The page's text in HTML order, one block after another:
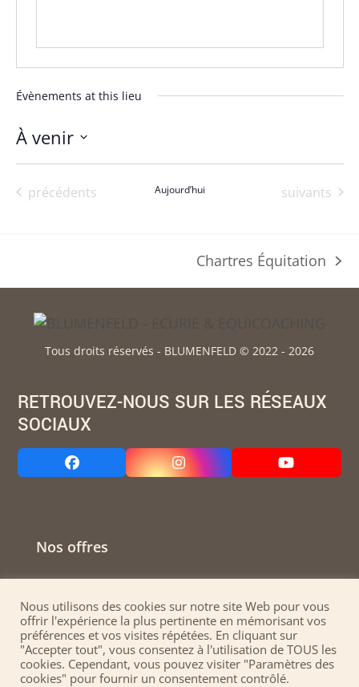
Évènements at this lieu
À venir
Sélectionnez
date.
Évènements
précédents Aujourd’hui Évènements
suivants
prochain
article:
Chartres Équitation
Tous droits réservés - BLUMENFELD © 2022 - 2026
RETROUVEZ-NOUS SUR LES RÉSEAUX
SOCIAUX
Facebook Instagram YouTube
Nos offres
Conditions Générales de Vente
Nous utilisons des cookies sur notre site Web pour vous
offrir l'expérience la plus pertinente en mémorisant vos
préférences et vos visites répétées. En cliquant sur
"Accepter tout", vous consentez à l'utilisation de TOUS les
cookies. Cependant, vous pouvez visiter "Paramètres des
cookies" pour fournir un consentement contrôlé.